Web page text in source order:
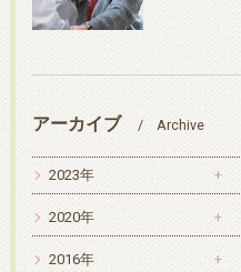
アーカイブ Archive
2023年
2020年
2016年